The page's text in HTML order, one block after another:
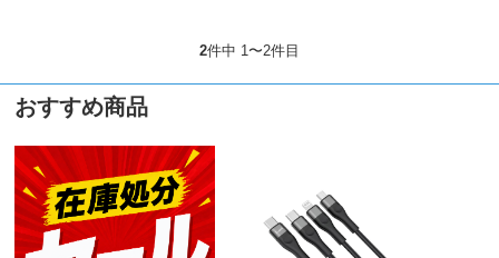
2件中 1〜2件目
おすすめ商品